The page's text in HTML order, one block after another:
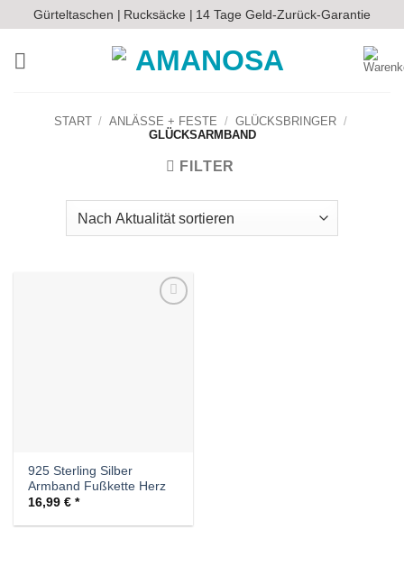
Inhalt
springen
Gürteltaschen | Rucksäcke | 14 Tage Geld-Zurück-Garantie
START / ANLÄSSE + FESTE / GLÜCKSBRINGER /
GLÜCKSARMBAND
FILTER
925 Sterling Silber
Armband Fußkette Herz
16,99€